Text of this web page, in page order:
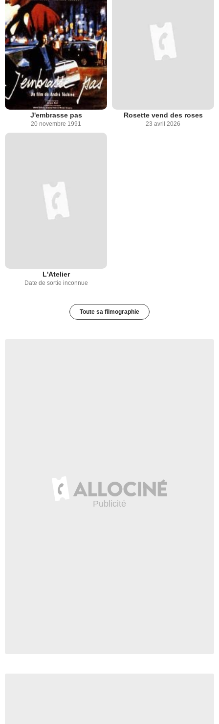
J'embrasse pas
20 novembre 1991
Rosette vend des roses
23 avril 2026
L'Atelier
Date de sortie inconnue
Toute sa filmographie